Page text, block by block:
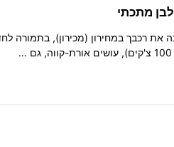
לבן מתכתי